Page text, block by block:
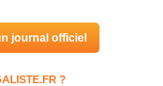
journal officiel
?